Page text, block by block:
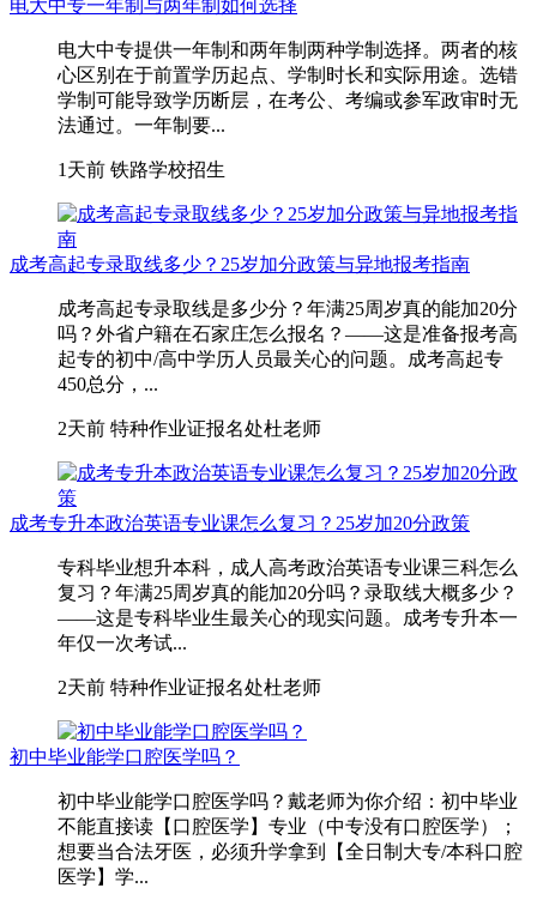
电大中专一年制与两年制如何选择
电大中专提供一年制和两年制两种学制选择。两者的核
心区别在于前置学历起点、学制时长和实际用途。选错
学制可能导致学历断层，在考公、考编或参军政审时无
法通过。一年制要...
1天前 铁路学校招生
成考高起专录取线多少？25岁加分政策与异地报考指南
成考高起专录取线是多少分？年满25周岁真的能加20分
吗？外省户籍在石家庄怎么报名？——这是准备报考高
起专的初中/高中学历人员最关心的问题。成考高起专
450总分，...
2天前 特种作业证报名处杜老师
成考专升本政治英语专业课怎么复习？25岁加20分政策
专科毕业想升本科，成人高考政治英语专业课三科怎么
复习？年满25周岁真的能加20分吗？录取线大概多少？
——这是专科毕业生最关心的现实问题。成考专升本一
年仅一次考试...
2天前 特种作业证报名处杜老师
初中毕业能学口腔医学吗？
初中毕业能学口腔医学吗？戴老师为你介绍：初中毕业
不能直接读【口腔医学】专业（中专没有口腔医学）；
想要当合法牙医，必须升学拿到【全日制大专/本科口腔
医学】学...